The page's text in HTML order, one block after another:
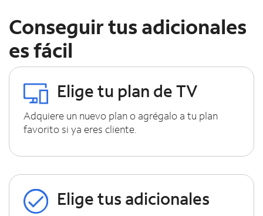
Conseguir tus adicionales
es fácil
Elige tu plan de TV
Adquiere un nuevo plan o agrégalo a tu plan
favorito si ya eres cliente.
Elige tus adicionales